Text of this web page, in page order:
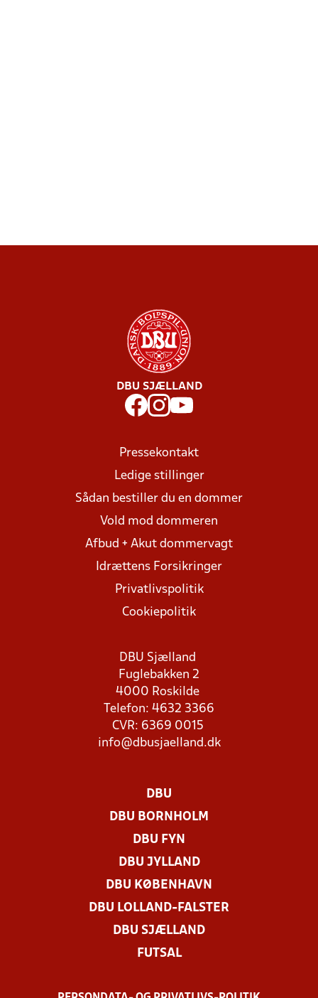
DBU SJÆLLAND
Pressekontakt
Ledige stillinger
Sådan bestiller du en dommer
Vold mod dommeren
Afbud + Akut dommervagt
Idrættens Forsikringer
Privatlivspolitik
Cookiepolitik
DBU Sjælland
Fuglebakken 2
4000 Roskilde
Telefon: 4632 3366
CVR: 6369 0015
info@dbusjaelland.dk
DBU
DBU BORNHOLM
DBU FYN
DBU JYLLAND
DBU KØBENHAVN
DBU LOLLAND-FALSTER
DBU SJÆLLAND
FUTSAL